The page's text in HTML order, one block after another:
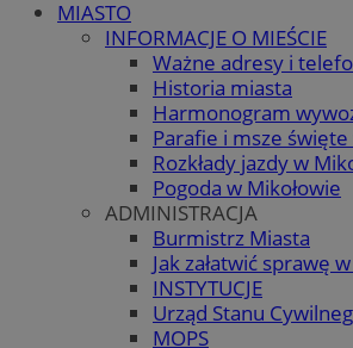
MIASTO
INFORMACJE O MIEŚCIE
Ważne adresy i
Historia miasta
Harmonogram
Parafie i msze święte
Rozkłady jazdy w
Pogoda w Mikołowie
ADMINISTRACJA
Burmistrz Miasta
Jak załatwić sprawę
INSTYTUCJE
Urząd Stanu
MOPS